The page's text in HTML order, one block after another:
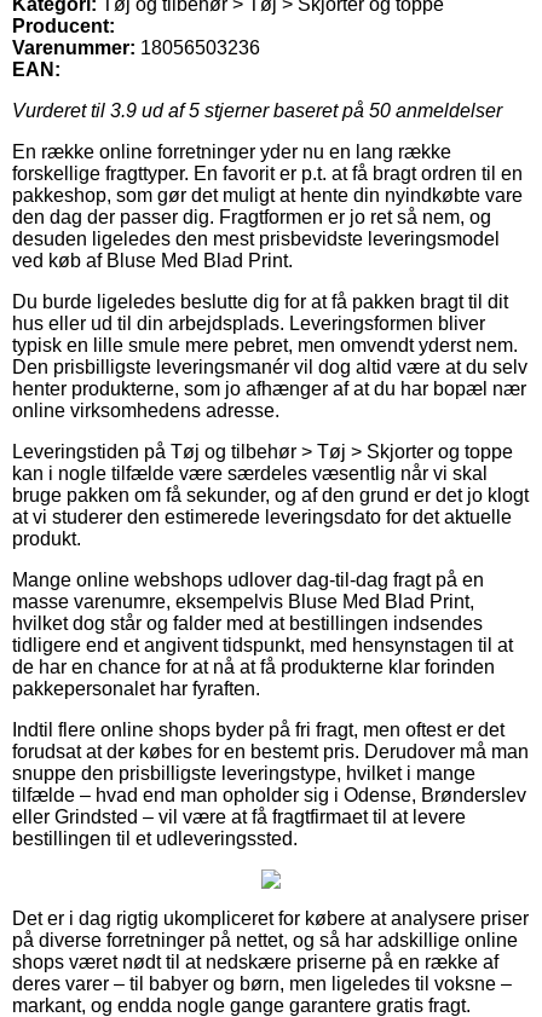
Producent:
Varenummer: 18056503236
EAN:
Vurderet til 3.9 ud af 5 stjerner baseret på 50 anmeldelser
En række online forretninger yder nu en lang række
forskellige fragttyper. En favorit er p.t. at få bragt ordren til en
pakkeshop, som gør det muligt at hente din nyindkøbte vare
den dag der passer dig. Fragtformen er jo ret så nem, og
desuden ligeledes den mest prisbevidste leveringsmodel
ved køb af Bluse Med Blad Print.
Du burde ligeledes beslutte dig for at få pakken bragt til dit
hus eller ud til din arbejdsplads. Leveringsformen bliver
typisk en lille smule mere pebret, men omvendt yderst nem.
Den prisbilligste leveringsmanér vil dog altid være at du selv
henter produkterne, som jo afhænger af at du har bopæl nær
online virksomhedens adresse.
Leveringstiden på Tøj og tilbehør > Tøj > Skjorter og toppe
kan i nogle tilfælde være særdeles væsentlig når vi skal
bruge pakken om få sekunder, og af den grund er det jo klogt
at vi studerer den estimerede leveringsdato for det aktuelle
produkt.
Mange online webshops udlover dag-til-dag fragt på en
masse varenumre, eksempelvis Bluse Med Blad Print,
hvilket dog står og falder med at bestillingen indsendes
tidligere end et angivent tidspunkt, med hensynstagen til at
de har en chance for at nå at få produkterne klar forinden
pakkepersonalet har fyraften.
Indtil flere online shops byder på fri fragt, men oftest er det
forudsat at der købes for en bestemt pris. Derudover må man
snuppe den prisbilligste leveringstype, hvilket i mange
tilfælde – hvad end man opholder sig i Odense, Brønderslev
eller Grindsted – vil være at få fragtfirmaet til at levere
bestillingen til et udleveringssted.
Det er i dag rigtig ukompliceret for købere at analysere priser
på diverse forretninger på nettet, og så har adskillige online
shops været nødt til at nedskære priserne på en række af
deres varer – til babyer og børn, men ligeledes til voksne –
markant, og endda nogle gange garantere gratis fragt.